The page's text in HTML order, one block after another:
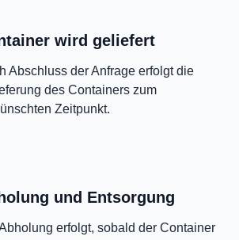
wird geliefert
Abschluss der Anfrage erfolgt die
des Containers zum
Zeitpunkt.
und Entsorgung
erfolgt, sobald der Container